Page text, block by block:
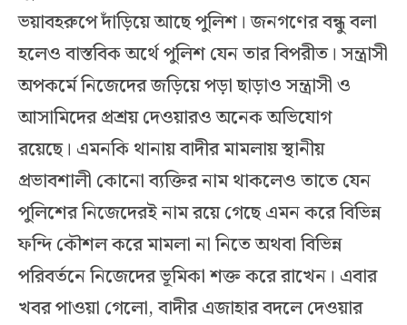
ভয়াবহরুপে দাঁড়িয়ে আছে পুলিশ। জনগণের বন্ধু বলা
হলেও বাস্তবিক অর্থে পুলিশ যেন তার বিপরীত। সন্ত্রাসী
অপকর্মে নিজেদের জড়িয়ে পড়া ছাড়াও সন্ত্রাসী ও
আসামিদের প্রশ্রয় দেওয়ারও অনেক অভিযোগ
রয়েছে। এমনকি থানায় বাদীর মামলায় স্থানীয়
প্রভাবশালী কোনো ব্যক্তির নাম থাকলেও তাতে যেন
পুলিশের নিজেদেরই নাম রয়ে গেছে এমন করে বিভিন্ন
ফন্দি কৌশল করে মামলা না নিতে অথবা বিভিন্ন
পরিবর্তনে নিজেদের ভূমিকা শক্ত করে রাখেন। এবার
খবর পাওয়া গেলো, বাদীর এজাহার বদলে দেওয়ার